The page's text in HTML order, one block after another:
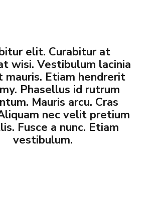
elit. Curabitur at
wisi. Vestibulum lacinia
mauris. Etiam hendrerit
Phasellus id rutrum
Mauris arcu. Cras
nec velit pretium
Fusce a nunc. Etiam
vestibulum.